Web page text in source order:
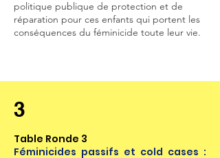
politique publique de protection et de
réparation pour ces enfants qui portent les
conséquences du féminicide toute leur vie.
3
Table Ronde 3
Féminicides passifs et cold cases :